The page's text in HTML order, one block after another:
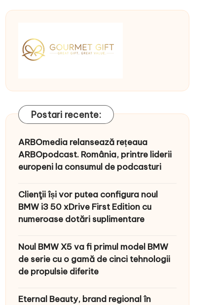
Postari recente:
ARBOmedia relansează rețeaua
ARBOpodcast. România, printre liderii
europeni la consumul de podcasturi
Clienţii își vor putea configura noul
BMW i3 50 xDrive First Edition cu
numeroase dotări suplimentare
Noul BMW X5 va fi primul model BMW
de serie cu o gamă de cinci tehnologii
de propulsie diferite
Eternal Beauty, brand regional în